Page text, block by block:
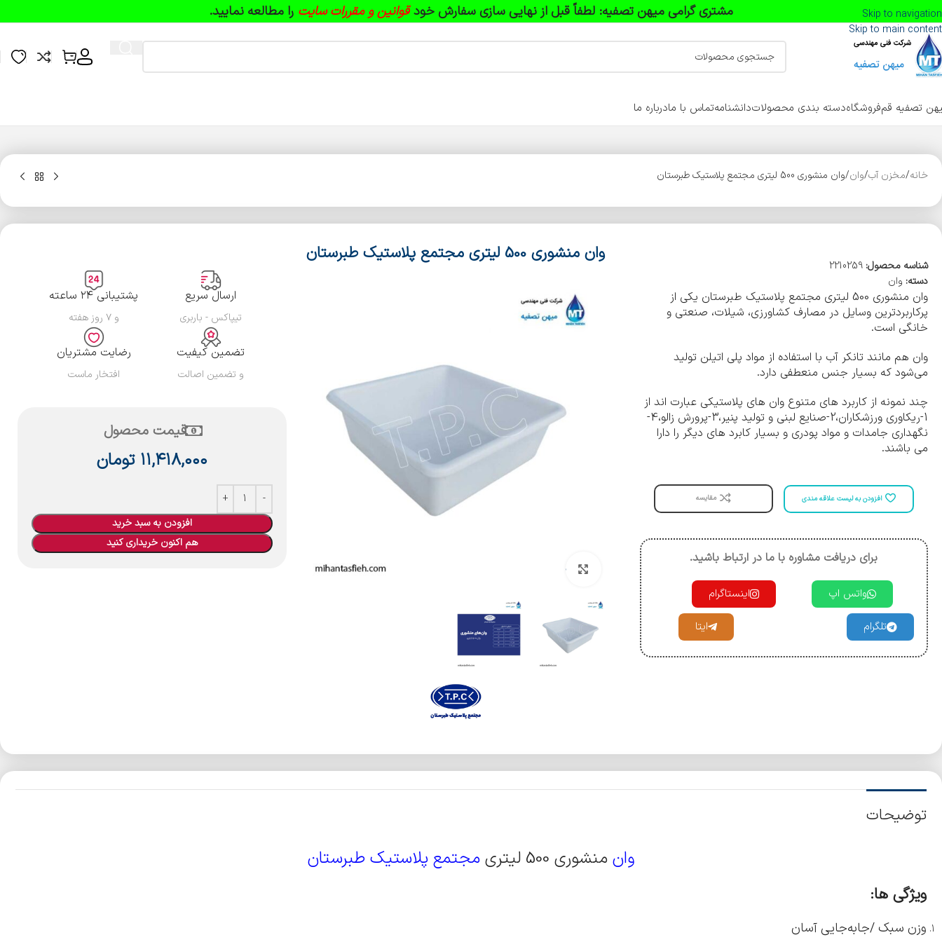
Skip to navigation
Skip to main content
مشتری گرامی میهن تصفیه: لطفاً قبل از نهایی سازی سفارش خودقوانین و مقررات سایت را مطالعه نمایید.
تصفیه قمفروشگاهدسته بندی محصولاتدانشنامهتماس با مادرباره ما
خانه مخزن آب وان وان منشوری 500 لیتری مجتمع پلاستیک طبرستان
شناسه محصول: 2210259
دسته: وان
وان منشوری 500 لیتری مجتمع پلاستیک طبرستان یکی از
پرکاربردترین وسایل در مصارف کشاورزی، شیلات، صنعتی و
خانگی است.
وان هم مانند تانکر آب با استفاده از مواد پلی اتیلن تولید
می‌شود که بسیار جنس منعطفی دارد.
چند نمونه از کاربرد های متنوع وان های پلاستیکی عبارت اند از
1-ریکاوری ورزشکاران،2-صنایع لبنی و تولید پنیر،3-پرورش زالو،4-
نگهداری جامدات و مواد پودری و بسیار کابرد های دیگر را دارا
می باشند.
افزودن به لیست علاقه مندی مقایسه
برای دریافت مشاوره با ما در ارتباط باشید.
واتس اپ اینستاگرام
تلگرام ایتا
وان منشوری 500 لیتری مجتمع پلاستیک طبرستان
بزرگنمایی تصویر
ارسال سریع
تیپاکس - باربری
پشتیبانی ۲۴ ساعته
و ۷ روز هفته
تضمین کیفیت
و تضمین اصالت
رضایت مشتریان
افتخار ماست
قیمت محصول
۱۱,۴۱۸,۰۰۰ تومان
افزودن به سبد خرید
هم اکنون خریداری کنید
توضیحات
وان منشوری 500 لیتری مجتمع پلاستیک طبرستان
ویژگی ها:
وزن سبک /جابه‌جایی آسان